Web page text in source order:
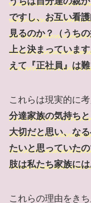
ですし、お互い看
見るのか？（うち
上と決まっていま
えて『正社員』は
これらは現実的に
分達家族の気持ち
大切だと思い、な
たいと思っていた
肢は私たち家族に
これらの理由をき